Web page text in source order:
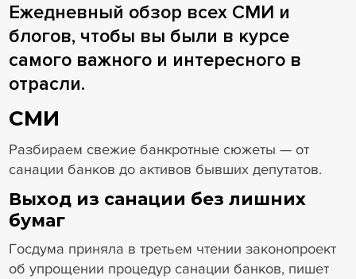
Ежедневный обзор всех СМИ и
блогов, чтобы вы были в курсе
самого важного и интересного в
отрасли.
СМИ
Разбираем свежие банкротные сюжеты — от
санации банков до активов бывших депутатов.
Выход из санации без лишних
бумаг
Госдума приняла в третьем чтении законопроект
об упрощении процедур санации банков, пишет